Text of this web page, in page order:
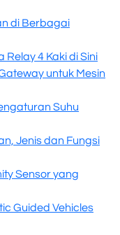
di Berbagai
Relay 4 Kaki di Sini
untuk Mesin
Suhu
Jenis dan Fungsi
Sensor yang
Guided Vehicles